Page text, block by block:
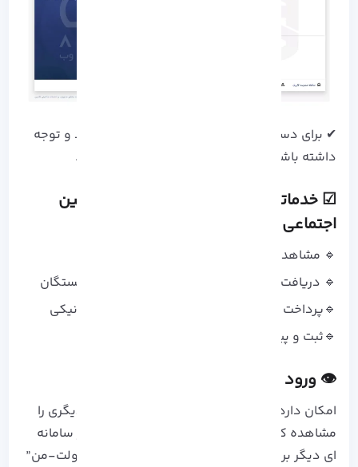
✔ برای دسترسی به آن باید با IP ایران امتحان کنید و توجه
داشته باشید باید فیلترشکن خود را خاموش کنید.
☑ خدماتی که پس از ورود به سامانه تامین
اجتماعی در دسترس هستند
🔹 مشاهده سوابق بیمه و دریافت پرینت آن
🔹 دریافت فیش حقوقی مستمری بگیران و بازنشستگان
🔹پرداخت حق بیمه و مشاهده نسخه های الکترونیکی
🔹ثبت و پیگیری درخواست ها و شکایات
👁‍ ورود از طریق سامانه «دولت من»
امکان دارد در هنگم تلاش برای ورود، گزینه ای دیگری را
مشاهده کنید که به شما می گوید که می تواند از سامانه
ای دیگر برای ورود استفاده کنید. این سامانه ” دولت-من”